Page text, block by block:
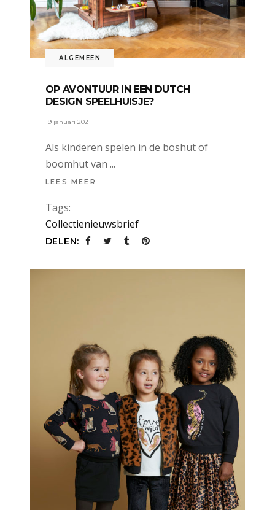
ALGEMEEN
OP AVONTUUR IN EEN DUTCH
DESIGN SPEELHUISJE?
19 januari 2021
Als kinderen spelen in de boshut of
boomhut van
LEES MEER
Tags:
Collectienieuwsbrief
DELEN: